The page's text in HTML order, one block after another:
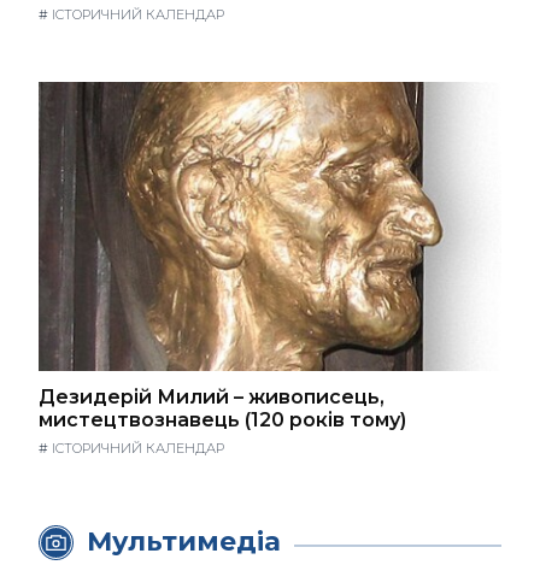
# ІСТОРИЧНИЙ КАЛЕНДАР
Дезидерій Милий – живописець,
мистецтвознавець (120 років тому)
# ІСТОРИЧНИЙ КАЛЕНДАР
Мультимедіа